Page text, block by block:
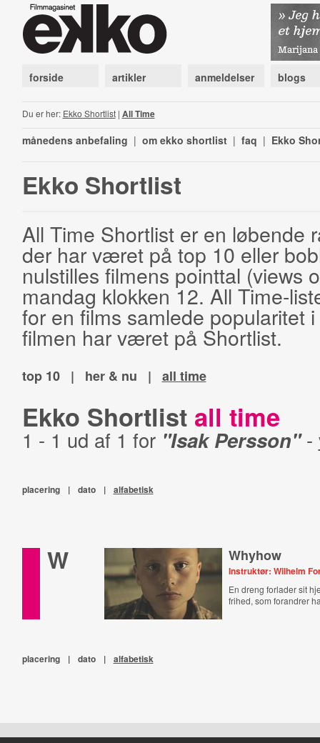
forside artikler anmeldelser blogs
Du er her: Ekko Shortlist| All Time
månedens anbefaling | om ekko shortlist | faq | Ekko
Ekko Shortlist
All Time Shortlist er en løbende
der har været på top 10 eller
nulstilles filmens pointtal (views
mandag klokken 12. All Time-
for en films samlede popularitet
filmen har været på Shortlist.
top 10 | her & nu | all time
Ekko Shortlist all time
1 - 1 ud af 1 for "Isak Persson"-
placering | dato | alfabetisk
W Whyhow
Instruktør: Wilhelm
En dreng forlader sit
frihed, som forandrer
placering | dato | alfabetisk